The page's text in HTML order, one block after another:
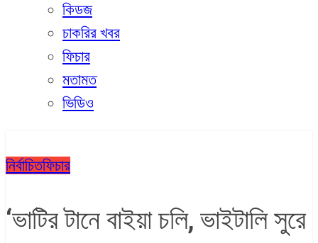
কিডজ
চাকরির খবর
ফিচার
মতামত
ভিডিও
নির্বাচিতফিচার
‘ভাটির টানে বাইয়া চলি, ভাইটালি সুরে